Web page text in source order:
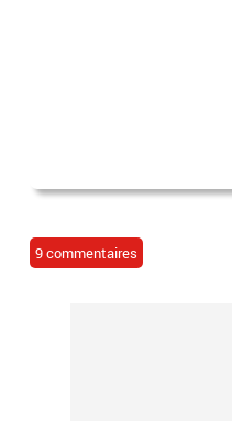
9 commentaires